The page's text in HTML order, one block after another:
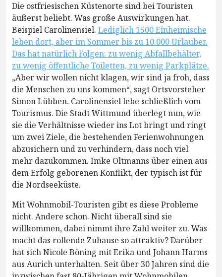
Die ostfriesischen Küstenorte sind bei Touristen
äußerst beliebt. Was große Auswirkungen hat.
Beispiel Carolinensiel. Lediglich 1500 Einheimische
leben dort, aber im Sommer bis zu 10.000 Urlauber.
Das hat natürlich Folgen: zu wenig Abfallbehälter,
zu wenig öffentliche Toiletten, zu wenig Parkplätze.
„Aber wir wollen nicht klagen, wir sind ja froh, dass
die Menschen zu uns kommen“, sagt Ortsvorsteher
Simon Lübben. Carolinensiel lebe schließlich vom
Tourismus. Die Stadt Wittmund überlegt nun, wie
sie die Verhältnisse wieder ins Lot bringt und ringt
um zwei Ziele, die bestehenden Ferienwohnungen
abzusichern und zu verhindern, dass noch viel
mehr dazukommen. Imke Oltmanns über einen aus
dem Erfolg geborenen Konflikt, der typisch ist für
die Nordseeküste.
Mit Wohnmobil-Touristen gibt es diese Probleme
nicht. Andere schon. Nicht überall sind sie
willkommen, dabei nimmt ihre Zahl weiter zu. Was
macht das rollende Zuhause so attraktiv? Darüber
hat sich Nicole Böning mit Erika und Johann Harms
aus Aurich unterhalten. Seit über 30 Jahren sind die